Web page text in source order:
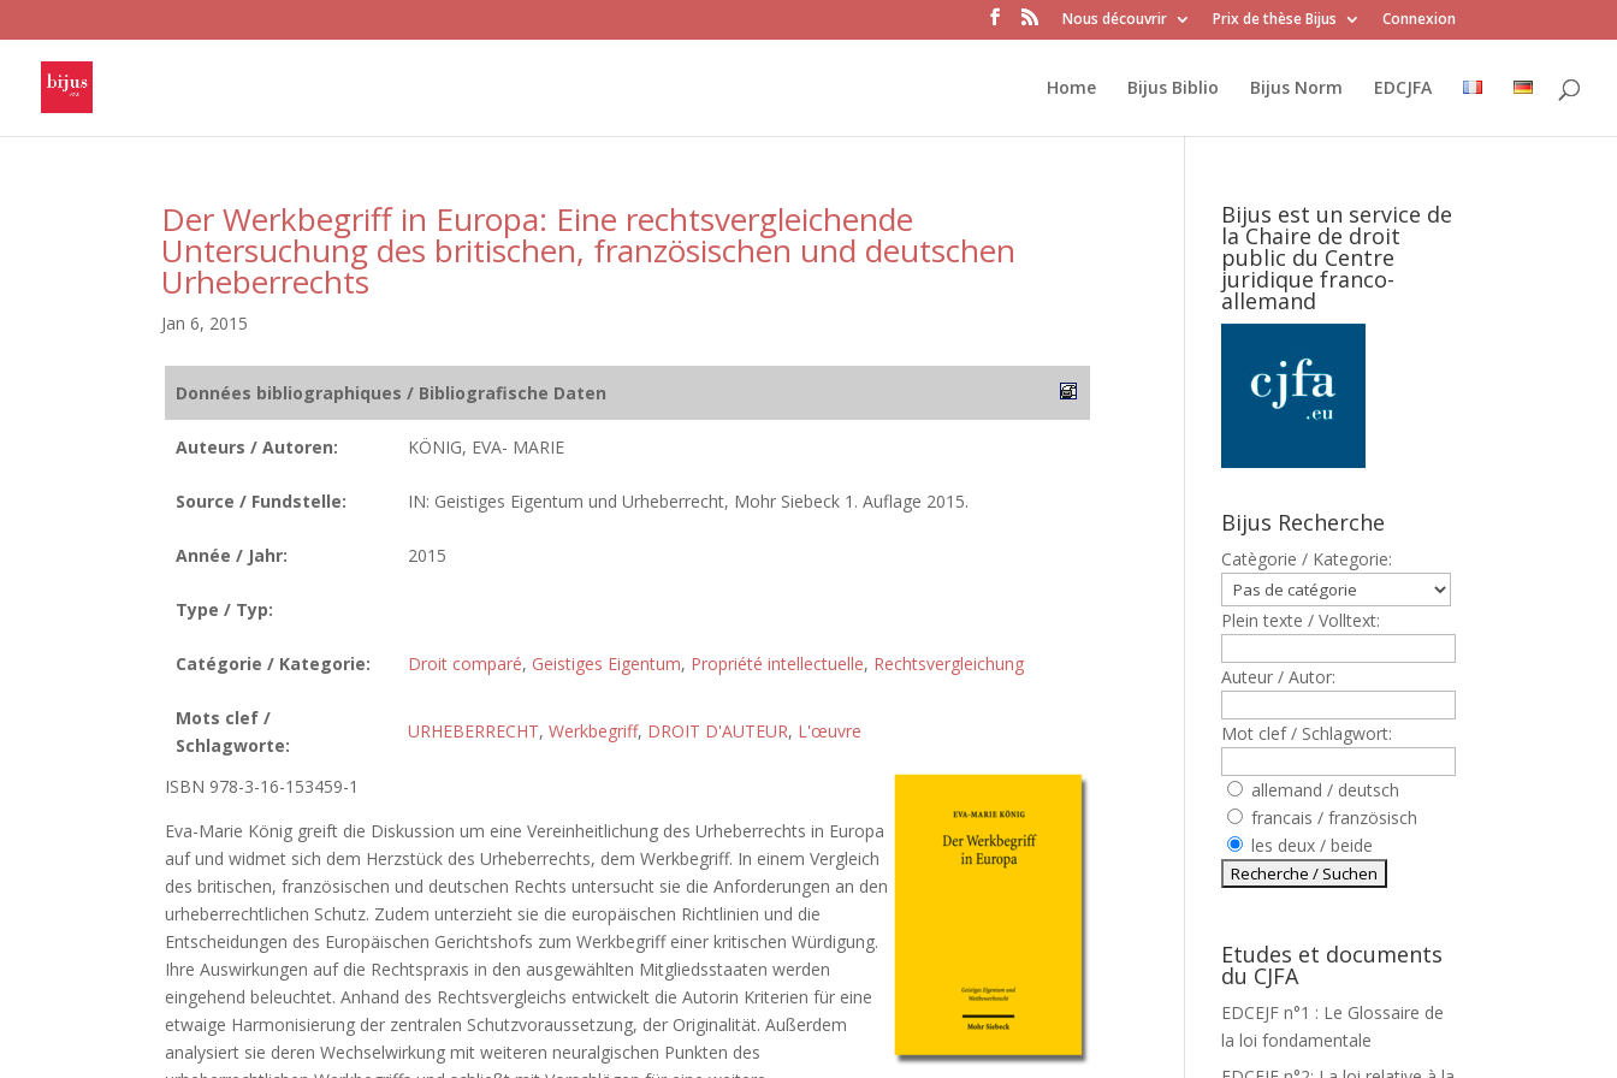
Nous découvrir Prix de thèse Bijus Connexion
Home Bijus Biblio Bijus Norm EDCJFA
Der Werkbegriff in Europa: Eine rechtsvergleichende
Untersuchung des britischen, französischen und deutschen
Urheberrechts
Jan 6, 2015
Données bibliographiques / Bibliografische Daten
Auteurs / Autoren: KÖNIG, EVA- MARIE
Source / Fundstelle: IN: Geistiges Eigentum und Urheberrecht, Mohr Siebeck 1. Auflage 2015.
Année / Jahr: 2015
Type / Typ:
Catégorie / Kategorie: Droit comparé, Geistiges Eigentum, Propriété intellectuelle, Rechtsvergleichung
Mots clef /
Schlagworte:
URHEBERRECHT, Werkbegriff, DROIT D'AUTEUR, L'œuvre
ISBN 978-3-16-153459-1
Eva-Marie König greift die Diskussion um eine Vereinheitlichung des Urheberrechts in Europa
auf und widmet sich dem Herzstück des Urheberrechts, dem Werkbegriff. In einem Vergleich
des britischen, französischen und deutschen Rechts untersucht sie die Anforderungen an den
urheberrechtlichen Schutz. Zudem unterzieht sie die europäischen Richtlinien und die
Entscheidungen des Europäischen Gerichtshofs zum Werkbegriff einer kritischen Würdigung.
Ihre Auswirkungen auf die Rechtspraxis in den ausgewählten Mitgliedsstaaten werden
eingehend beleuchtet. Anhand des Rechtsvergleichs entwickelt die Autorin Kriterien für eine
etwaige Harmonisierung der zentralen Schutzvoraussetzung, der Originalität. Außerdem
analysiert sie deren Wechselwirkung mit weiteren neuralgischen Punkten des
Bijus est un service de
la Chaire de droit
public du Centre
juridique franco-
allemand
Bijus Recherche
Catègorie / Kategorie:
Plein texte / Volltext:
Auteur / Autor:
Mot clef / Schlagwort:
allemand / deutsch
francais / französisch
les deux / beide
Etudes et documents
du CJFA
EDCEJF n°1 : Le Glossaire de
la loi fondamentale